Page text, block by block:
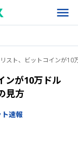
スト、ビットコインが10
ンが10万ドル
見方
速報